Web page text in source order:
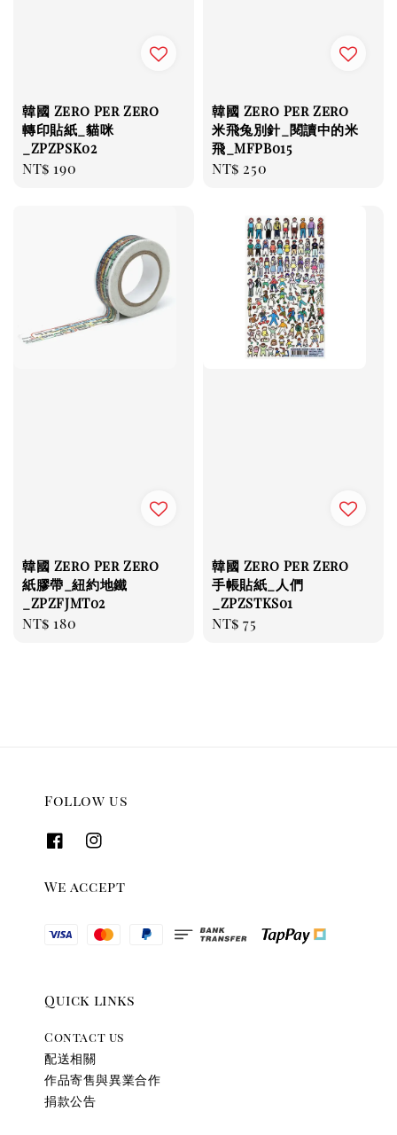
韓國 Zero Per Zero
轉印貼紙_貓咪
_ZPZPSK02
Regular
NT$ 190
韓國 Zero Per Zero
米飛兔別針_閱讀中的米
飛_MFPB015
Regular
NT$ 250
韓國 Zero Per Zero
紙膠帶_紐約地鐵
_ZPZFJMT02
Regular
NT$ 180
韓國 Zero Per Zero
手帳貼紙_人們
_ZPZSTKS01
Regular
NT$ 75
Follow us
We accept
Quick links
Contact us
配送相關
作品寄售與異業合作
捐款公告